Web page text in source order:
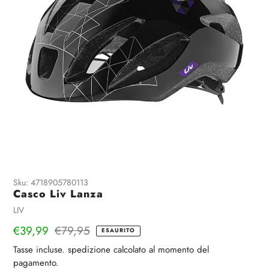
Sku: 4718905780113
Casco Liv Lanza
Venditrice
LIV
Prezzo
di
vendita
€39,99
Prezzo
regolare
€79,95 ESAURITO
Tasse incluse. spedizione calcolato al momento del
pagamento.